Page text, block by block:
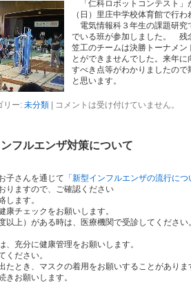
「仁科ロボットコンテスト」
（日）里庄中学校体育館で行わ
電気情報科３年生の課題研究
でいる班が参加しました。 残
笠工のチームは決勝トーナメン
とができませんでした。来年に
すべき点等がわかりましたので
と思います。
リー: 未分類| コメントは受け付けていません。
フルエンザ対策について
さんを通じて 「新型インフルエンザの流行に
りますので、ご確認ください
ます。
康チェックをお願いします。
）がある時は、医療機関で受診してください
分に健康管理をお願いします。
ください。
き、マスクの着用をお願いすることがありま
きお願いします。